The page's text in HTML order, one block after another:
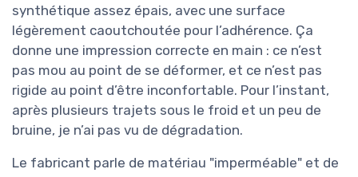
synthétique assez épais, avec une surface
légèrement caoutchoutée pour l’adhérence. Ça
donne une impression correcte en main : ce n’est
pas mou au point de se déformer, et ce n’est pas
rigide au point d’être inconfortable. Pour l’instant,
après plusieurs trajets sous le froid et un peu de
bruine, je n’ai pas vu de dégradation.
Le fabricant parle de matériau "imperméable" et de